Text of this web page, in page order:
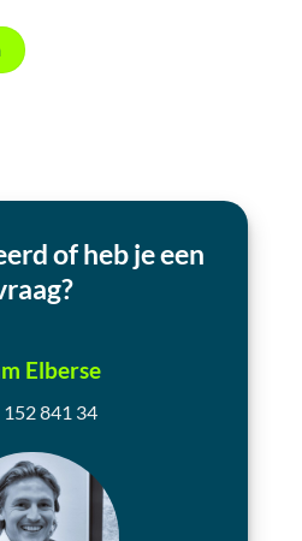
of heb je een
Elberse
152 841 34